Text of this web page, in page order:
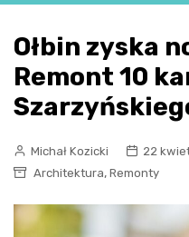
Ołbin zyska
Remont 10
Michał Kozicki
22
Architektura, Remonty